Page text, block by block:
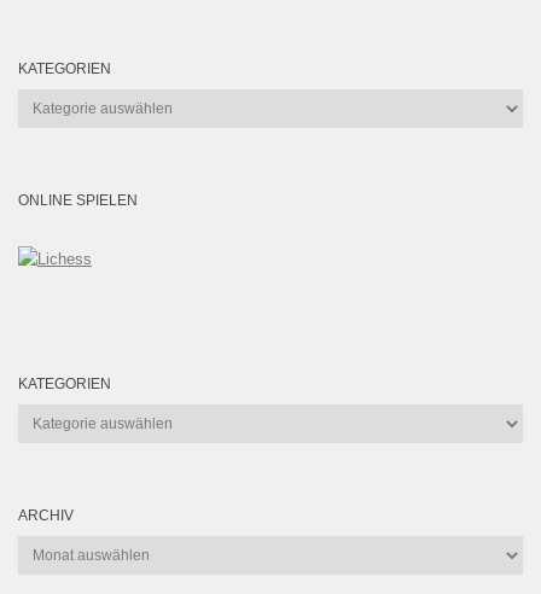
KATEGORIEN
Kategorien
ONLINE SPIELEN
KATEGORIEN
Kategorien
ARCHIV
Archiv